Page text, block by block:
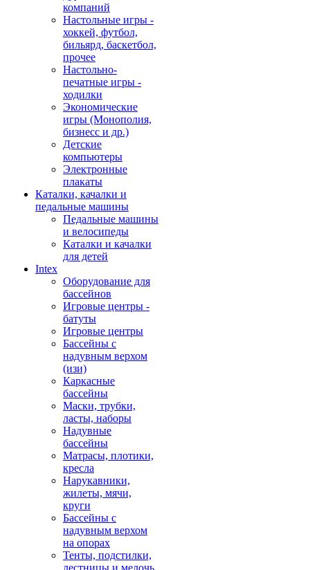
компаний
Настольные игры -
хоккей, футбол,
бильярд, баскетбол,
прочее
Настольно-
печатные игры -
ходилки
Экономические
игры (Монополия,
бизнесс и др.)
Детские
компьютеры
Электронные
плакаты
Каталки, качалки и
педальные машины
Педальные машины
и велосипеды
Каталки и качалки
для детей
Intex
Оборудование для
бассейнов
Игровые центры -
батуты
Игровые центры
Бассейны с
надувным верхом
(изи)
Каркасные
бассейны
Маски, трубки,
ласты, наборы
Надувные
бассейны
Матрасы, плотики,
кресла
Нарукавники,
жилеты, мячи,
круги
Бассейны с
надувным верхом
на опорах
Тенты, подстилки,
лестницы и мелочь